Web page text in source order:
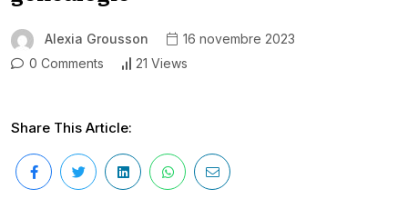
Alexia Grousson
16 novembre 2023
0 Comments
21 Views
Share This Article: